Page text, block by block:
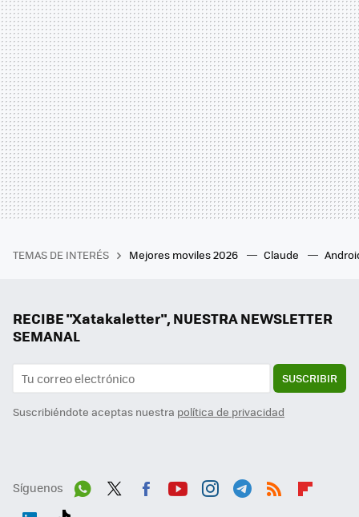
TEMAS DE INTERÉS Mejores moviles 2026 Claude
RECIBE "Xatakaletter", NUESTRA NEWSLETTER
SEMANAL
SUSCRIBIR
Suscribiéndote aceptas nuestra política de privacidad
Síguenos